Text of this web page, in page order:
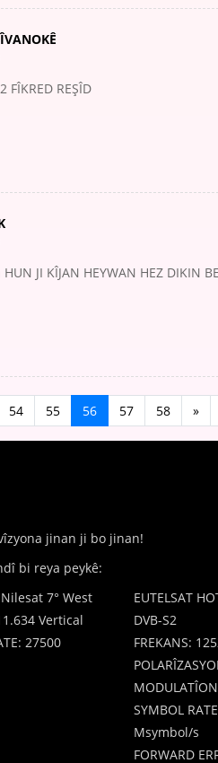
FÎKRED REŞÎD
JI KÎJAN HEYWAN HEZ DIKIN
54 55 56 57 58 »
jinan ji bo jinan!
bi reya peykê:
Nilesat 7° West
Vertical
27500
EUTELSAT
DVB-S2
FREKANS:
SYMBOL
Msymbol/s
FORWARD